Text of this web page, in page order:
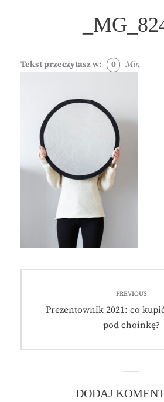
Tekst przeczytasz w: 0 Min
wpisu
PREVIOUS
Previous
Prezentownik 2021: co
pod choinkę?
DODAJ